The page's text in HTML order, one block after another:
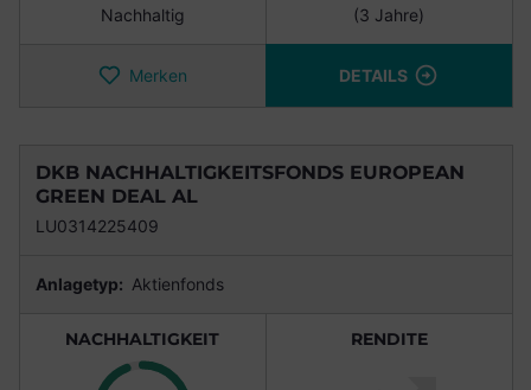
Nachhaltig (3 Jahre)
Merken DETAILS
DKB NACHHALTIGKEITSFONDS EUROPEAN
GREEN DEAL AL
LU0314225409
Anlagetyp: Aktienfonds
NACHHALTIGKEIT RENDITE